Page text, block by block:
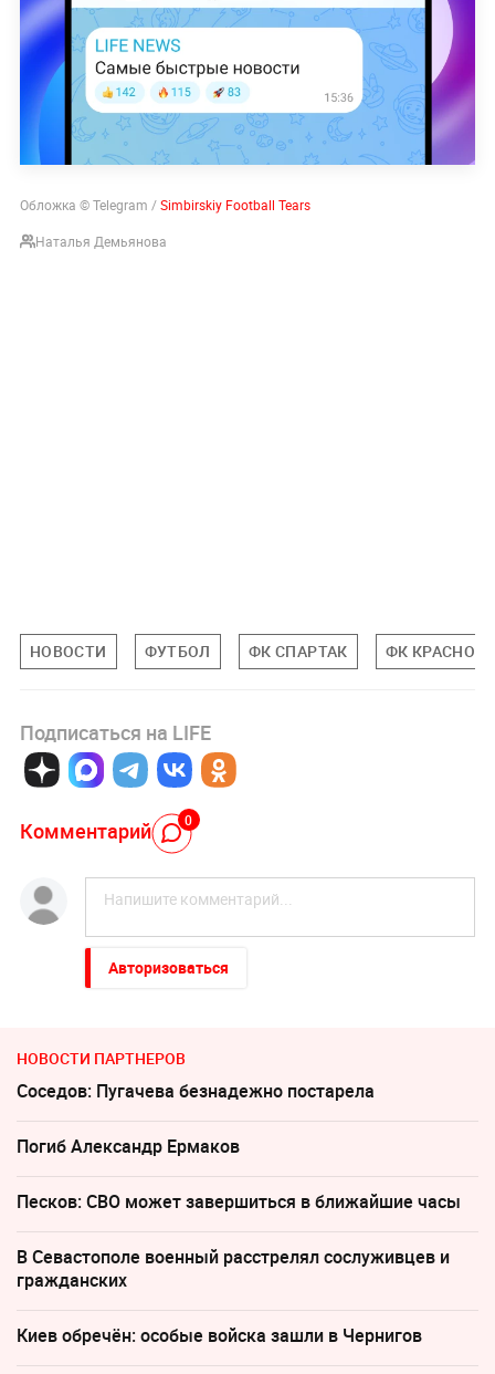
Обложка © Telegram /Simbirskiy Football Tears
Наталья Демьянова
НОВОСТИ ФУТБОЛ ФК СПАРТАК ФК
Подписаться на LIFE
Комментарий 0
Авторизоваться
НОВОСТИ ПАРТНЕРОВ
Соседов: Пугачева безнадежно постарела
Погиб Александр Ермаков
Песков: СВО может завершиться в ближайшие часы
В Севастополе военный расстрелял сослуживцев и
гражданских
Киев обречён: особые войска зашли в Чернигов